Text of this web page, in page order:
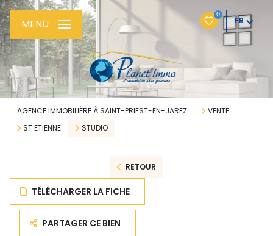
0
FR
MENU
AGENCE IMMOBILIÈRE À SAINT-PRIEST-EN-JAREZ
VENTE
ST ETIENNE
STUDIO
RETOUR
TÉLÉCHARGER LA FICHE
PARTAGER CE BIEN